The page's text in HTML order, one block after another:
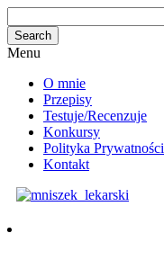
Menu
O mnie
Przepisy
Testuje/Recenzuje
Konkursy
Polityka Prywatności
Kontakt